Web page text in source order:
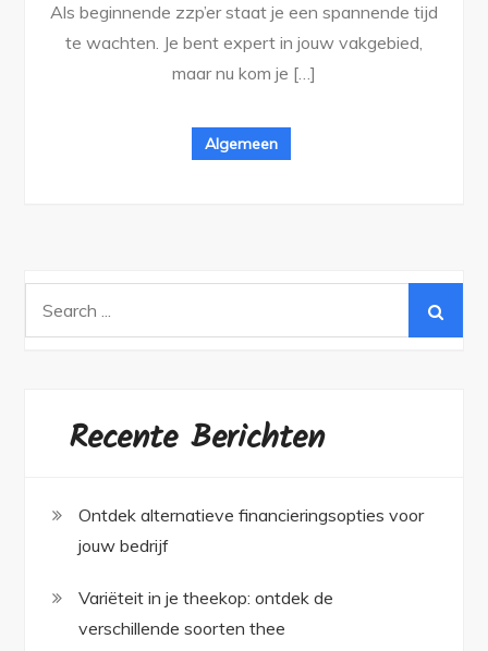
Als beginnende zzp’er staat je een spannende tijd
te wachten. Je bent expert in jouw vakgebied,
maar nu kom je […]
Algemeen
Recente Berichten
Ontdek alternatieve financieringsopties voor
jouw bedrijf
Variëteit in je theekop: ontdek de
verschillende soorten thee